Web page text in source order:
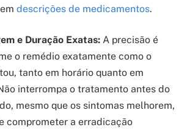
descrições de medicamentos.
e Duração Exatas: A precisão é
o remédio exatamente como o
tanto em horário quanto em
interrompa o tratamento antes do
mesmo que os sintomas melhorem,
comprometer a erradicação